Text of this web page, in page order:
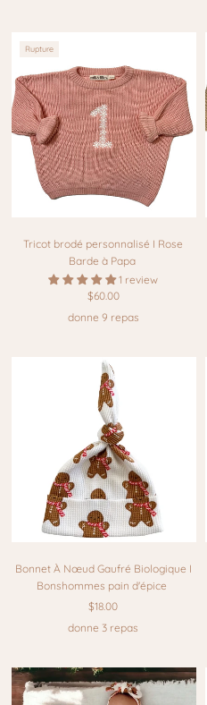
Rupture
Tricot brodé personnalisé I Rose
Barde à Papa
1 review
$60.00
donne 9 repas
Bonnet À Nœud Gaufré Biologique I
Bonshommes pain d'épice
$18.00
donne 3 repas